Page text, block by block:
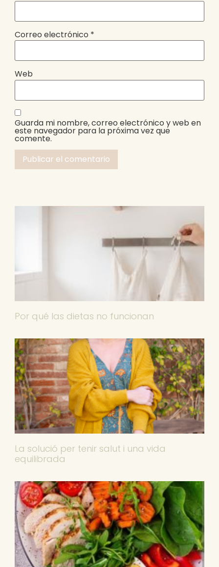
Correo electrónico *
Web
Guarda mi nombre, correo electrónico y web en
este navegador para la próxima vez que
comente.
Por qué las dietas no funcionan
La solució per tenir salut i una vida
equilibrada